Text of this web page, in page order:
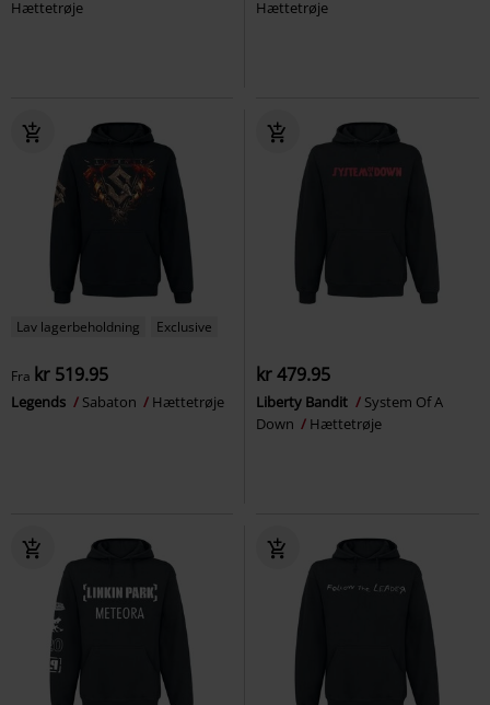
Hættetrøje
Hættetrøje
Lav lagerbeholdning Exclusive
Fra kr 519.95
Legends Sabaton Hættetrøje
kr 479.95
Liberty Bandit
System Of A
Down
Hættetrøje